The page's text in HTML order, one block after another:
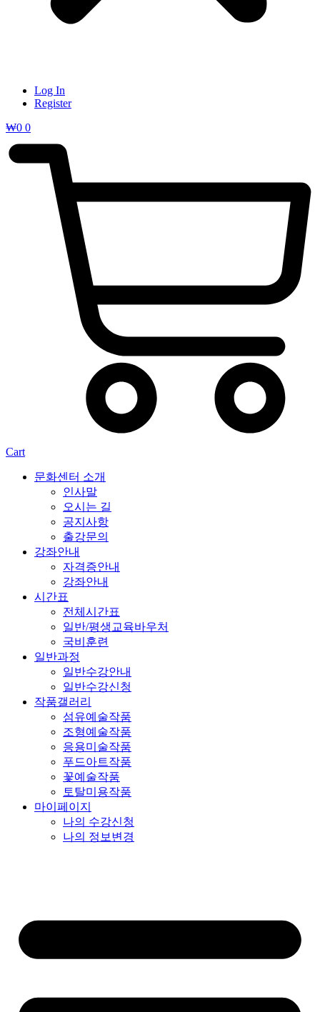
Log In
Register
₩0 0
Cart
문화센터 소개
인사말
오시는 길
공지사항
출강문의
강좌안내
자격증안내
강좌안내
시간표
전체시간표
일반/평생교육바우처
국비훈련
일반과정
일반수강안내
일반수강신청
작품갤러리
섬유예술작품
조형예술작품
응용미술작품
푸드아트작품
꽃예술작품
토탈미용작품
마이페이지
나의 수강신청
나의 정보변경